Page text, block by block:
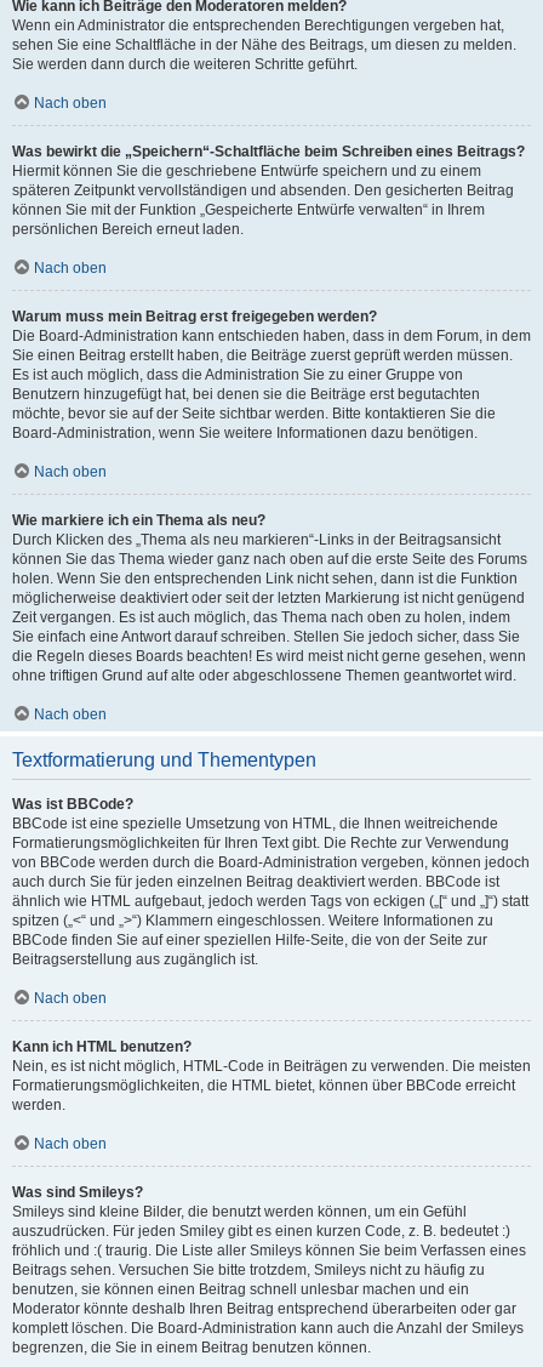
Wie kann ich Beiträge den Moderatoren melden?
Wenn ein Administrator die entsprechenden Berechtigungen vergeben hat,
sehen Sie eine Schaltfläche in der Nähe des Beitrags, um diesen zu melden.
Sie werden dann durch die weiteren Schritte geführt.
Nach oben
Was bewirkt die „Speichern“-Schaltfläche beim Schreiben eines Beitrags?
Hiermit können Sie die geschriebene Entwürfe speichern und zu einem
späteren Zeitpunkt vervollständigen und absenden. Den gesicherten Beitrag
können Sie mit der Funktion „Gespeicherte Entwürfe verwalten“ in Ihrem
persönlichen Bereich erneut laden.
Nach oben
Warum muss mein Beitrag erst freigegeben werden?
Die Board-Administration kann entschieden haben, dass in dem Forum, in dem
Sie einen Beitrag erstellt haben, die Beiträge zuerst geprüft werden müssen.
Es ist auch möglich, dass die Administration Sie zu einer Gruppe von
Benutzern hinzugefügt hat, bei denen sie die Beiträge erst begutachten
möchte, bevor sie auf der Seite sichtbar werden. Bitte kontaktieren Sie die
Board-Administration, wenn Sie weitere Informationen dazu benötigen.
Nach oben
Wie markiere ich ein Thema als neu?
Durch Klicken des „Thema als neu markieren“-Links in der Beitragsansicht
können Sie das Thema wieder ganz nach oben auf die erste Seite des Forums
holen. Wenn Sie den entsprechenden Link nicht sehen, dann ist die Funktion
möglicherweise deaktiviert oder seit der letzten Markierung ist nicht genügend
Zeit vergangen. Es ist auch möglich, das Thema nach oben zu holen, indem
Sie einfach eine Antwort darauf schreiben. Stellen Sie jedoch sicher, dass Sie
die Regeln dieses Boards beachten! Es wird meist nicht gerne gesehen, wenn
ohne triftigen Grund auf alte oder abgeschlossene Themen geantwortet wird.
Nach oben
Textformatierung und Thementypen
Was ist BBCode?
BBCode ist eine spezielle Umsetzung von HTML, die Ihnen weitreichende
Formatierungsmöglichkeiten für Ihren Text gibt. Die Rechte zur Verwendung
von BBCode werden durch die Board-Administration vergeben, können jedoch
auch durch Sie für jeden einzelnen Beitrag deaktiviert werden. BBCode ist
ähnlich wie HTML aufgebaut, jedoch werden Tags von eckigen („[“ und „]“) statt
spitzen („<“ und „>“) Klammern eingeschlossen. Weitere Informationen zu
BBCode finden Sie auf einer speziellen Hilfe-Seite, die von der Seite zur
Beitragserstellung aus zugänglich ist.
Nach oben
Kann ich HTML benutzen?
Nein, es ist nicht möglich, HTML-Code in Beiträgen zu verwenden. Die meisten
Formatierungsmöglichkeiten, die HTML bietet, können über BBCode erreicht
werden.
Nach oben
Was sind Smileys?
Smileys sind kleine Bilder, die benutzt werden können, um ein Gefühl
auszudrücken. Für jeden Smiley gibt es einen kurzen Code, z. B. bedeutet :)
fröhlich und :( traurig. Die Liste aller Smileys können Sie beim Verfassen eines
Beitrags sehen. Versuchen Sie bitte trotzdem, Smileys nicht zu häufig zu
benutzen, sie können einen Beitrag schnell unlesbar machen und ein
Moderator könnte deshalb Ihren Beitrag entsprechend überarbeiten oder gar
komplett löschen. Die Board-Administration kann auch die Anzahl der Smileys
begrenzen, die Sie in einem Beitrag benutzen können.